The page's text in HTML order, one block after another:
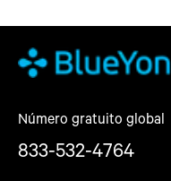
Número gratuito global
833-532-4764